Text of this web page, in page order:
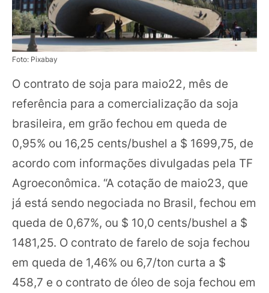
Foto: Pixabay
O contrato de soja para maio22, mês de
referência para a comercialização da soja
brasileira, em grão fechou em queda de
0,95% ou 16,25 cents/bushel a $ 1699,75, de
acordo com informações divulgadas pela TF
Agroeconômica. “A cotação de maio23, que
já está sendo negociada no Brasil, fechou em
queda de 0,67%, ou $ 10,0 cents/bushel a $
1481,25. O contrato de farelo de soja fechou
em queda de 1,46% ou 6,7/ton curta a $
458,7 e o contrato de óleo de soja fechou em